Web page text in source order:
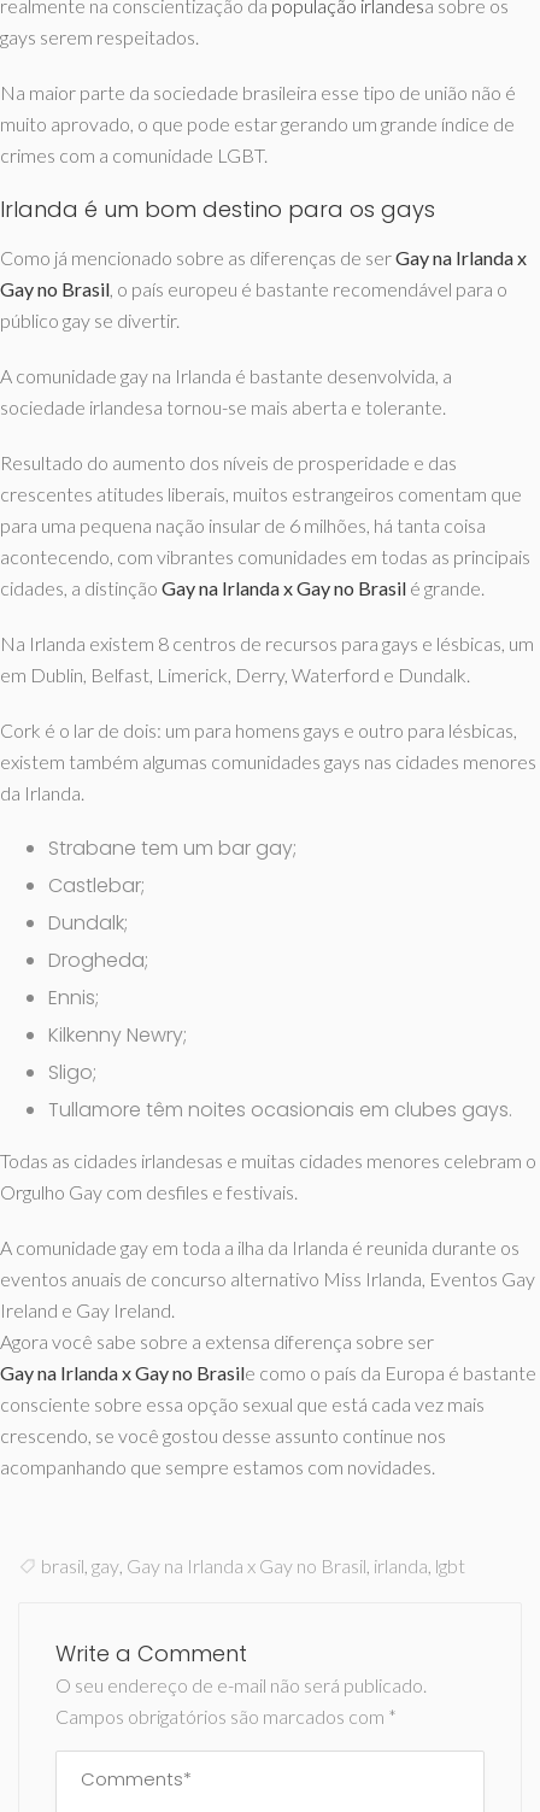
realmente na conscientização da população irlandesa sobre os
gays serem respeitados.
Na maior parte da sociedade brasileira esse tipo de união não é
muito aprovado, o que pode estar gerando um grande índice de
crimes com a comunidade LGBT.
Irlanda é um bom destino para os gays
Como já mencionado sobre as diferenças de serGay na Irlanda x
Gay no Brasil, o país europeu é bastante recomendável para o
público gay se divertir.
A comunidade gay na Irlanda é bastante desenvolvida, a
sociedade irlandesa tornou-se mais aberta e tolerante.
Resultado do aumento dos níveis de prosperidade e das
crescentes atitudes liberais, muitos estrangeiros comentam que
para uma pequena nação insular de 6 milhões, há tanta coisa
acontecendo, com vibrantes comunidades em todas as principais
cidades, a distinção Gay na Irlanda x Gay no Brasil é grande.
Na Irlanda existem 8 centros de recursos para gays e lésbicas, um
em Dublin, Belfast, Limerick, Derry, Waterford e Dundalk.
Cork é o lar de dois: um para homens gays e outro para lésbicas,
existem também algumas comunidades gays nas cidades menores
da Irlanda.
Strabane tem um bar gay;
Castlebar;
Dundalk;
Drogheda;
Ennis;
Kilkenny Newry;
Sligo;
Tullamore têm noites ocasionais em clubes gays.
Todas as cidades irlandesas e muitas cidades menores celebram o
Orgulho Gay com desfiles e festivais.
A comunidade gay em toda a ilha da Irlanda é reunida durante os
eventos anuais de concurso alternativo Miss Irlanda, Eventos Gay
Ireland e Gay Ireland.
Agora você sabe sobre a extensa diferença sobre ser
Gay na Irlanda x Gay no Brasile como o país da Europa é bastante
consciente sobre essa opção sexual que está cada vez mais
crescendo, se você gostou desse assunto continue nos
acompanhando que sempre estamos com novidades.
brasil, gay, Gay na Irlanda x Gay no Brasil, irlanda, lgbt
Write a Comment
O seu endereço de e-mail não será publicado.
Campos obrigatórios são marcados com *